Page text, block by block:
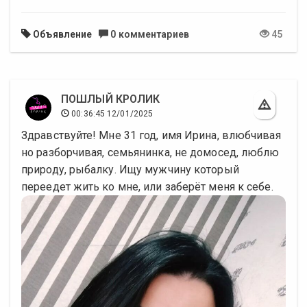
Объявление 0 комментариев 45
ПОШЛЫЙ КРОЛИК
00:36:45 12/01/2025
Здравствуйте! Мне 31 год, имя Ирина, влюбчивая
но разборчивая, семьянинка, не домосед, люблю
природу, рыбалку. Ищу мужчину который
переедет жить ко мне, или заберёт меня к себе.